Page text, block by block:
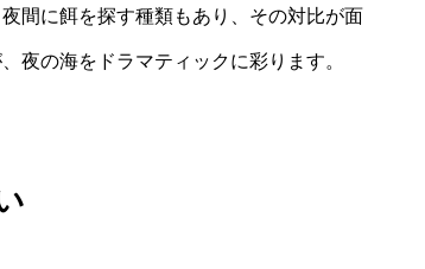
間に餌を探す種類もあり、その対比が面
夜の海をドラマティックに彩ります。